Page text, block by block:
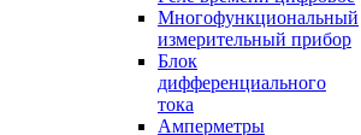
Многофункциональный
измерительный прибор
Блок
дифференциального
тока
Амперметры